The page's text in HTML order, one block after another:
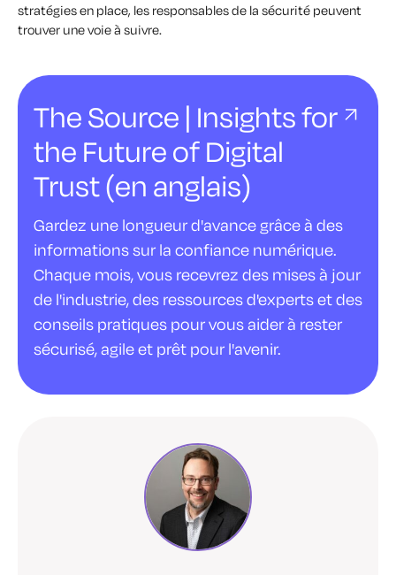
stratégies en place, les responsables de la sécurité peuvent
trouver une voie à suivre.
The Source | Insights for
the Future of Digital
Trust (en anglais)
Gardez une longueur d'avance grâce à des
informations sur la confiance numérique.
Chaque mois, vous recevrez des mises à jour
de l'industrie, des ressources d'experts et des
conseils pratiques pour vous aider à rester
sécurisé, agile et prêt pour l'avenir.